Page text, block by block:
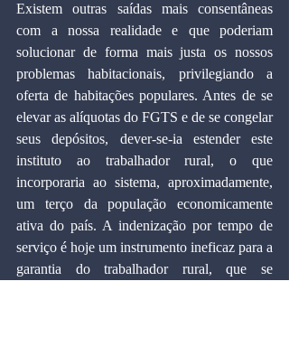
Existem outras saídas mais consentâneas
com a nossa realidade e que poderiam
solucionar de forma mais justa os nossos
problemas habitacionais, privilegiando a
oferta de habitações populares. Antes de se
elevar as alíquotas do FGTS e de se congelar
seus depósitos, dever-se-ia estender este
instituto ao trabalhador rural, o que
incorporaria ao sistema, aproximadamente,
um terço da população economicamente
ativa do país. A indenização por tempo de
serviço é hoje um instrumento ineficaz para a
garantia do trabalhador rural, que se